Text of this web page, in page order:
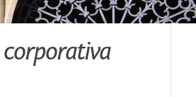
corporativa